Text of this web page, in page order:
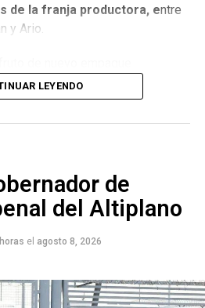
de la franja productora, entre
y Ario.
parte de las autoridades
de Tancítaro,
el corredor geográfico
de exportación se mantiene
Los Reyes, Peribán, Ario,
Parangaricutiro, Acuitzio,
Erongarícuaro,
Purépero y Quiroga
sujetas a evaluaciones
LEYENDO
de
del Altiplano
el agosto 8, 2026